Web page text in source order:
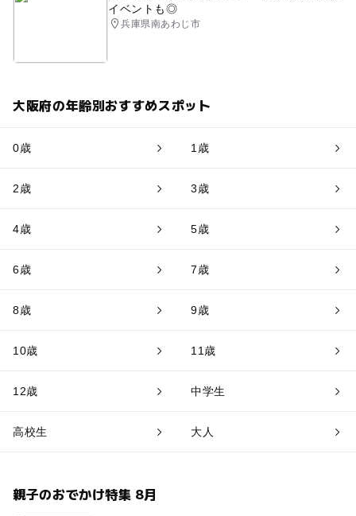
イベントも◎
兵庫県南あわじ市
大阪府の年齢別おすすめスポット
0歳 1歳
2歳 3歳
4歳 5歳
6歳 7歳
8歳 9歳
10歳 11歳
12歳 中学生
高校生 大人
親子のおでかけ特集 8月